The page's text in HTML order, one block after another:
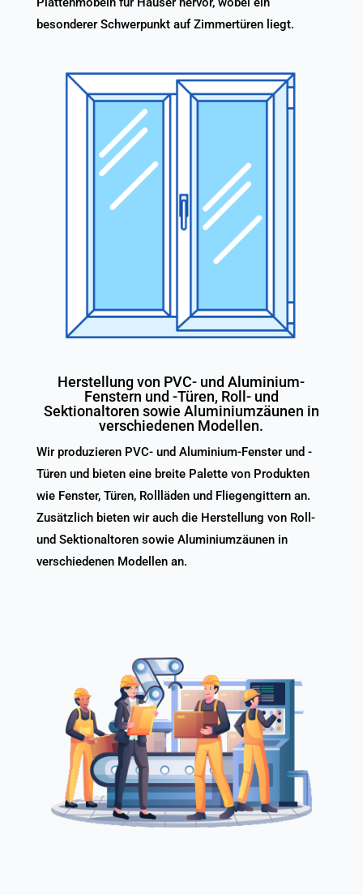
besonderer Schwerpunkt auf Zimmertüren liegt.
Herstellung von PVC- und Aluminium-
Fenstern und -Türen, Roll- und
Sektionaltoren sowie Aluminiumzäunen in
verschiedenen Modellen.
Wir produzieren PVC- und Aluminium-Fenster und -
Türen und bieten eine breite Palette von Produkten
wie Fenster, Türen, Rollläden und Fliegengittern an.
Zusätzlich bieten wir auch die Herstellung von Roll-
und Sektionaltoren sowie Aluminiumzäunen in
verschiedenen Modellen an.